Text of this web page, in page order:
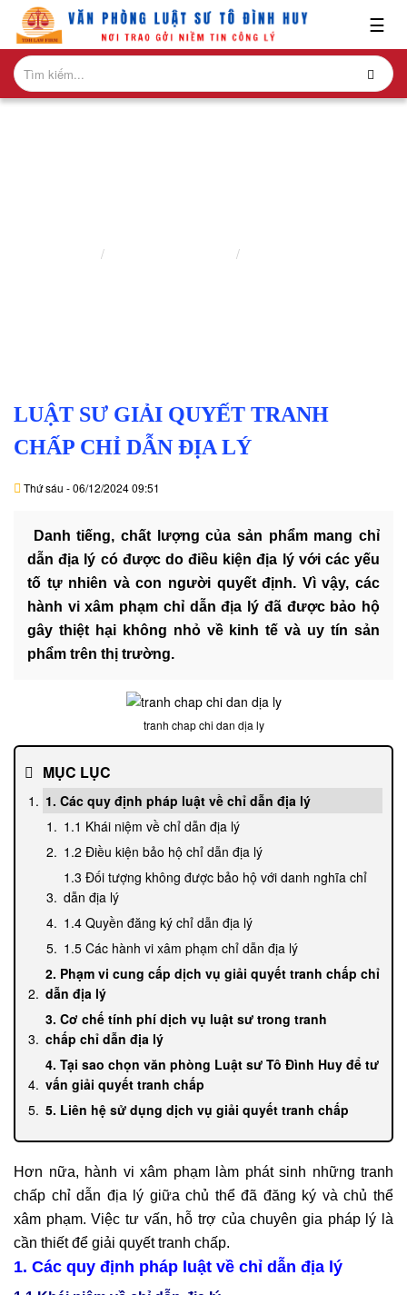
GIỚI
THIỆU
DỊCH
VỤ
VĂN
THỦ
TỤC
LIÊN
HỆ
☰
LUẬT SƯ GIẢI QUYẾT TRANH
CHẤP CHỈ DẪN ĐỊA LÝ
Thứ sáu - 06/12/2024 09:51
Danh tiếng, chất lượng của sản phẩm mang chỉ
dẫn địa lý có được do điều kiện địa lý với các yếu
tố tự nhiên và con người quyết định. Vì vậy, các
hành vi xâm phạm chỉ dẫn địa lý đã được bảo hộ
gây thiệt hại không nhỏ về kinh tế và uy tín sản
phẩm trên thị trường.
tranh chap chi dan dịa ly
MỤC LỤC
1. Các quy định pháp luật về chỉ dẫn địa lý
1.1 Khái niệm về chỉ dẫn địa lý
1.2 Điều kiện bảo hộ chỉ dẫn địa lý
1.3 Đối tượng không được bảo hộ với danh nghĩa chỉ
dẫn địa lý
1.4 Quyền đăng ký chỉ dẫn địa lý
1.5 Các hành vi xâm phạm chỉ dẫn địa lý
2. Phạm vi cung cấp dịch vụ giải quyết tranh chấp chỉ
dẫn địa lý
3. Cơ chế tính phí dịch vụ luật sư trong tranh
chấp chỉ dẫn địa lý
4. Tại sao chọn văn phòng Luật sư Tô Đình Huy để tư
vấn giải quyết tranh chấp
5. Liên hệ sử dụng dịch vụ giải quyết tranh chấp
Hơn nữa, hành vi xâm phạm làm phát sinh những tranh
chấp chỉ dẫn địa lý giữa chủ thể đã đăng ký và chủ thể
xâm phạm. Việc tư vấn, hỗ trợ của chuyên gia pháp lý là
cần thiết để giải quyết tranh chấp.
1. Các quy định pháp luật về chỉ dẫn địa lý